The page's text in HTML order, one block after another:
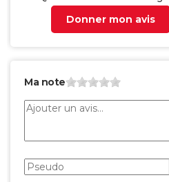
Donner mon avis
Ma note